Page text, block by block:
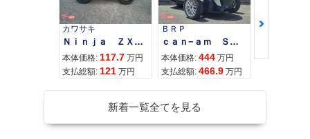
カワサキ
Ｎｉｎｊａ ＺＸ−４Ｒ ＳＥ
本体価格: 117.7 万円
支払総額: 121 万円
ＢＲＰ
ｃａｎ−ａｍ ＳＰＹＤＥＲ ＲＴ ＬＩＭＩＴＥＤ
本体価格: 444 万円
支払総額: 466.9 万円
スズキ
本体価格:
新着一覧全てを見る